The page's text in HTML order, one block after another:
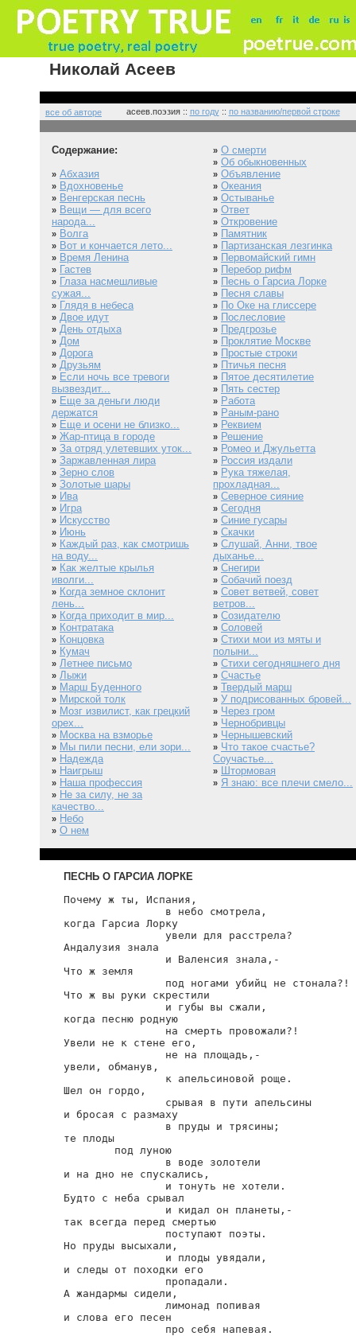
Николай Асеев
все об авторе асеев.поэзия :: по году:: по названию/первой строке
Содержание:
» Абхазия
» Вдохновенье
» Венгерская песнь
» Вещи — для всего
народа...
» Волга
» Вот и кончается лето...
» Время Ленина
» Гастев
» Глаза насмешливые
сужая...
» Глядя в небеса
» Двое идут
» День отдыха
» Дом
» Дорога
» Друзьям
» Если ночь все тревоги
вызвездит...
» Еще за деньги люди
держатся
» Еще и осени не близко...
» Жар-птица в городе
» За отряд улетевших уток...
» Заржавленная лира
» Зерно слов
» Золотые шары
» Ива
» Игра
» Искусство
» Июнь
» Каждый раз, как смотришь
на воду...
» Как желтые крылья
иволги...
» Когда земное склонит
лень...
» Когда приходит в мир...
» Контратака
» Концовка
» Кумач
» Летнее письмо
» Лыжи
» Марш Буденного
» Мирской толк
» Мозг извилист, как грецкий
орех...
» Москва на взморье
» Мы пили песни, ели зори...
» Надежда
» Наигрыш
» Наша профессия
» Не за силу, не за
качество...
» Небо
» О нем
» О смерти
» Об обыкновенных
» Объявление
» Океания
» Остыванье
» Ответ
» Откровение
» Памятник
» Партизанская лезгинка
» Первомайский гимн
» Перебор рифм
» Песнь о Гарсиа Лорке
» Песня славы
» По Оке на глиссере
» Послесловие
» Предгрозье
» Проклятие Москве
» Простые строки
» Птичья песня
» Пятое десятилетие
» Пять сестер
» Работа
» Раным-рано
» Реквием
» Решение
» Ромео и Джульетта
» Россия издали
» Рука тяжелая,
прохладная...
» Северное сияние
» Сегодня
» Синие гусары
» Скачки
» Слушай, Анни, твое
дыханье...
» Снегири
» Собачий поезд
» Совет ветвей, совет
ветров...
» Созидателю
» Соловей
» Стихи мои из мяты и
полыни...
» Стихи сегодняшнего дня
» Счастье
» Твердый марш
» У подрисованных бровей...
» Через гром
» Чернобривцы
» Чернышевский
» Что такое счастье?
Соучастье...
» Штормовая
» Я знаю: все плечи смело...
ПЕСНЬ О ГАРСИА ЛОРКЕ
Почему ж ты, Испания,
                в небо смотрела,
когда Гарсиа Лорку
                увели для расстрела?
Андалузия знала
                и Валенсия знала,-
Что ж земля
                под ногами убийц не стонала?!
Что ж вы руки скрестили
                и губы вы сжали,
когда песню родную
                на смерть провожали?!
Увели не к стене его,
                не на площадь,-
увели, обманув,
                к апельсиновой роще.
Шел он гордо,
                срывая в пути апельсины
и бросая с размаху
                в пруды и трясины;
те плоды
        под луною
                в воде золотели
и на дно не спускались,
                и тонуть не хотели.
Будто с неба срывал
                и кидал он планеты,-
так всегда перед смертью
                поступают поэты.
Но пруды высыхали,
                и плоды увядали,
и следы от походки его
                пропадали.
А жандармы сидели,
                лимонад попивая
и слова его песен
                про себя напевая.